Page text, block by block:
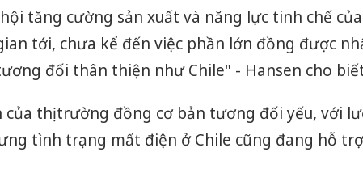
tăng cường sản xuất và năng lực tinh chế
tới, chưa kể đến việc phần lớn đồng được
đối thân thiện như Chile" - Hansen cho
của thị trường đồng cơ bản tương đối yếu, với
tình trạng mất điện ở Chile cũng đang hỗ